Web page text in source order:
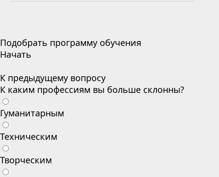
Подобрать программу обучения
Начать
К предыдущему вопросу
К каким профессиям вы больше склонны?
Гуманитарным
Техническим
Творческим